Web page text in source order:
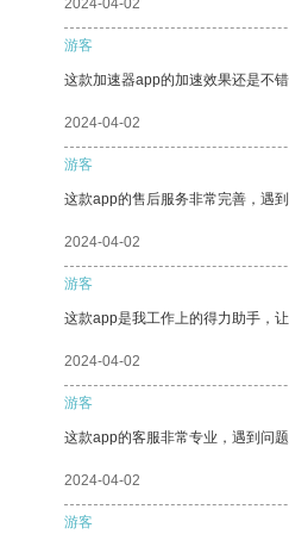
2024-04-02
游客
这款加速器app的加速效果还是不
2024-04-02
游客
这款app的售后服务非常完善，遇
2024-04-02
游客
这款app是我工作上的得力助手，
2024-04-02
游客
这款app的客服非常专业，遇到问
2024-04-02
游客